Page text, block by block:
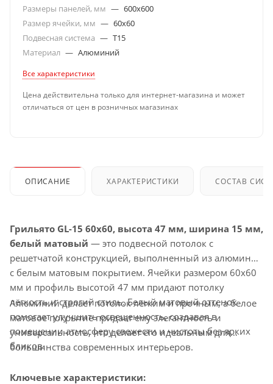
Размеры панелей, мм — 600x600
Размер ячейки, мм — 60x60
Подвесная система — T15
Материал — Алюминий
Все характеристики
Цена действительна только для интернет-магазина и может
отличаться от цен в розничных магазинах
ОПИСАНИЕ ХАРАКТЕРИСТИКИ СОСТАВ
Грильято GL-15 60x60, высота 47 мм, ширина 15 мм,
белый матовый — это подвесной потолок с
решетчатой конструкцией, выполненный из алюминия
с белым матовым покрытием. Ячейки размером 60x60
мм и профиль высотой 47 мм придают потолку
лёгкость и строгий стиль. Белый матовый оттенок
помогает улучшить освещенность, создавая в
помещении атмосферу свежести и чистоты без ярких
бликов.
Алюминий делает потолок лёгким и прочным, а белое
матовое покрытие придает ему элегантность и
универсальность, что делает его идеальным для
большинства современных интерьеров.
Ключевые характеристики: